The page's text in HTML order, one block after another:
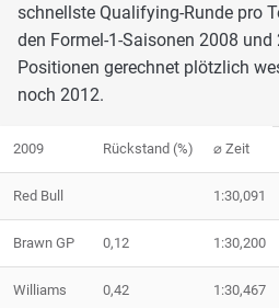
schnellste Qualifying-Runde pro
den Formel-1-Saisonen 2008 und
Positionen gerechnet plötzlich
noch 2012.
2009 Rückstand (%) ⌀ Zeit
Red Bull 1:30,091
Brawn GP 0,12 1:30,200
Williams 0,42 1:30,467